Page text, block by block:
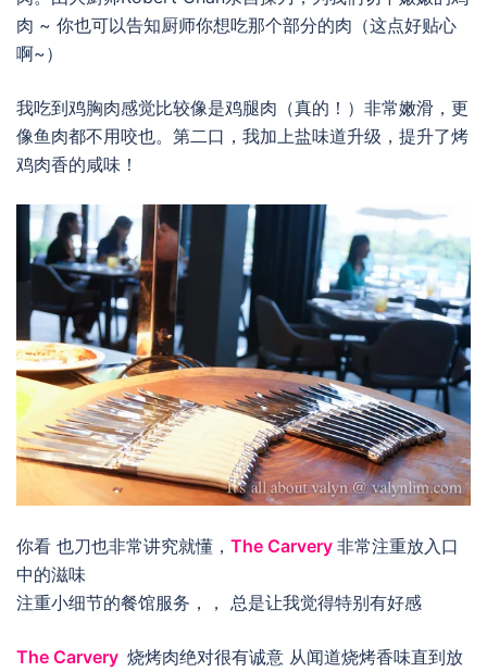
肉 ~ 你也可以告知厨师你想吃那个部分的肉（这点好贴心
啊~）
我吃到鸡胸肉感觉比较像是鸡腿肉（真的！）非常嫩滑，更
像鱼肉都不用咬也。第二口，我加上盐味道升级，提升了烤
鸡肉香的咸味！
你看 也刀也非常讲究就懂， The Carvery 非常注重放入口
中的滋味
注重小细节的餐馆服务，， 总是让我觉得特别有好感
The Carvery 烧烤肉绝对很有诚意 从闻道烧烤香味直到放